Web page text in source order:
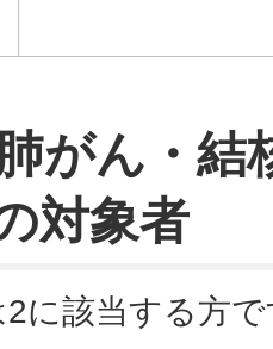
がん・
対象者
に該当する方